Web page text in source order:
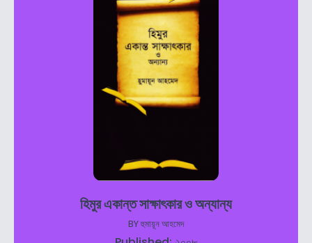
হিমুর একান্ত সাক্ষাৎকার ও অন্যান্য
BYহুমায়ূন আহমেদ